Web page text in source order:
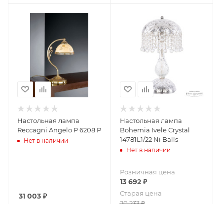
Настольная лампа
Reccagni Angelo P 6208 P
Нет в наличии
31 003 ₽
Настольная лампа
Bohemia Ivele Crystal
14781L1/22 Ni Balls
Нет в наличии
Розничная цена
13 692₽
Старая цена